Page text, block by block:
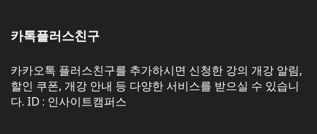
카톡플러스친구
카카오톡 플러스친구를 추가하시면 신청한 강의 개강 알림,
할인 쿠폰, 개강 안내 등 다양한 서비스를 받으실 수 있습니
다. ID : 인사이트캠퍼스